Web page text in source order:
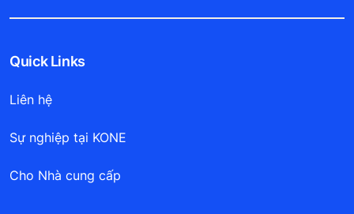
Quick Links
Liên hệ
Sự nghiệp tại KONE
Cho Nhà cung cấp